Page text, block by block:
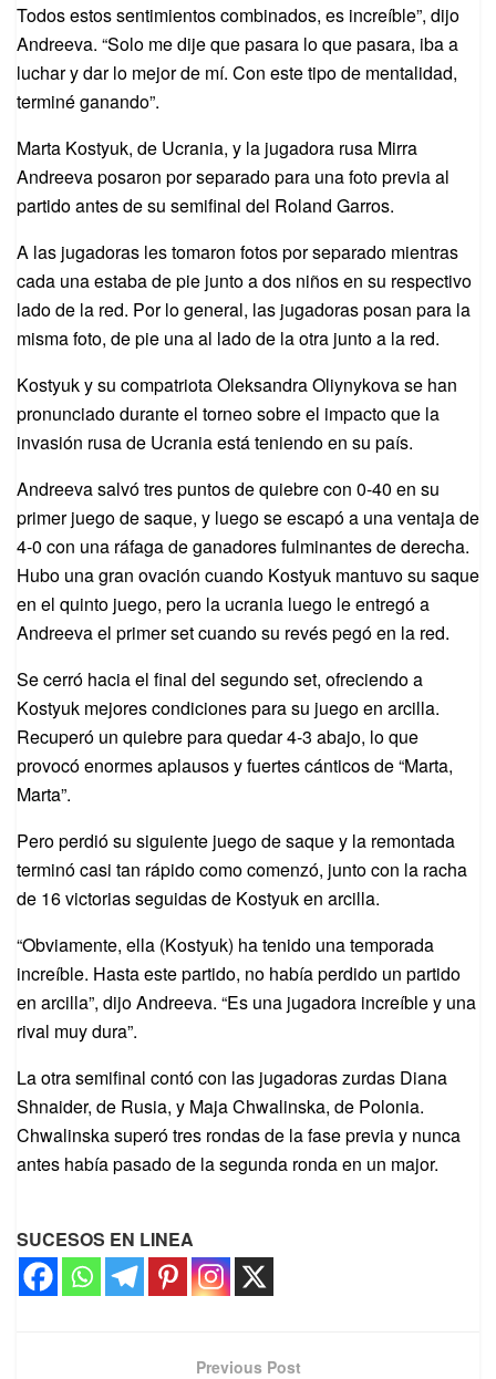
Todos estos sentimientos combinados, es increíble”, dijo
Andreeva. “Solo me dije que pasara lo que pasara, iba a
luchar y dar lo mejor de mí. Con este tipo de mentalidad,
terminé ganando”.
Marta Kostyuk, de Ucrania, y la jugadora rusa Mirra
Andreeva posaron por separado para una foto previa al
partido antes de su semifinal del Roland Garros.
A las jugadoras les tomaron fotos por separado mientras
cada una estaba de pie junto a dos niños en su respectivo
lado de la red. Por lo general, las jugadoras posan para la
misma foto, de pie una al lado de la otra junto a la red.
Kostyuk y su compatriota Oleksandra Oliynykova se han
pronunciado durante el torneo sobre el impacto que la
invasión rusa de Ucrania está teniendo en su país.
Andreeva salvó tres puntos de quiebre con 0-40 en su
primer juego de saque, y luego se escapó a una ventaja de
4-0 con una ráfaga de ganadores fulminantes de derecha.
Hubo una gran ovación cuando Kostyuk mantuvo su saque
en el quinto juego, pero la ucrania luego le entregó a
Andreeva el primer set cuando su revés pegó en la red.
Se cerró hacia el final del segundo set, ofreciendo a
Kostyuk mejores condiciones para su juego en arcilla.
Recuperó un quiebre para quedar 4-3 abajo, lo que
provocó enormes aplausos y fuertes cánticos de “Marta,
Marta”.
Pero perdió su siguiente juego de saque y la remontada
terminó casi tan rápido como comenzó, junto con la racha
de 16 victorias seguidas de Kostyuk en arcilla.
“Obviamente, ella (Kostyuk) ha tenido una temporada
increíble. Hasta este partido, no había perdido un partido
en arcilla”, dijo Andreeva. “Es una jugadora increíble y una
rival muy dura”.
La otra semifinal contó con las jugadoras zurdas Diana
Shnaider, de Rusia, y Maja Chwalinska, de Polonia.
Chwalinska superó tres rondas de la fase previa y nunca
antes había pasado de la segunda ronda en un major.
SUCESOS EN LINEA
Previous Post